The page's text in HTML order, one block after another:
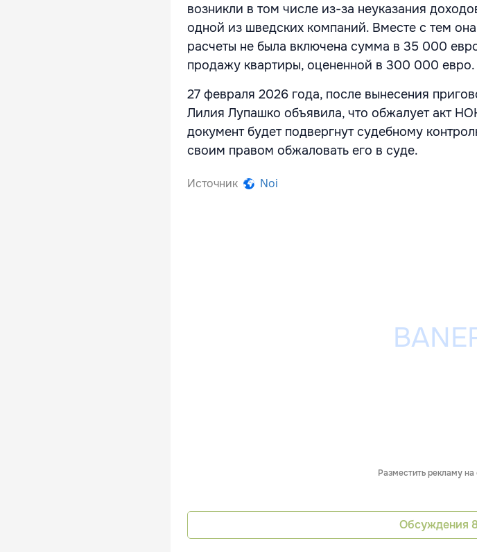
возникли в том числе из-за неуказания
одной из шведских компаний. Вместе с тем
расчеты не была включена сумма в 35 000
продажу квартиры, оцененной в 300 000 евро.
27 февраля 2026 года, после вынесения
Лилия Лупашко объявила, что обжалует акт
документ будет подвергнут судебному
своим правом обжаловать его в суде.
Источник Noi
Разместить рекламу на
Обсуждения 8